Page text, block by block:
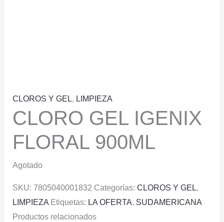
CLOROS Y GEL, LIMPIEZA
CLORO GEL IGENIX
FLORAL 900ML
Agotado
SKU: 7805040001832 Categorías: CLOROS Y GEL,
LIMPIEZA Etiquetas: LA OFERTA, SUDAMERICANA
Productos relacionados